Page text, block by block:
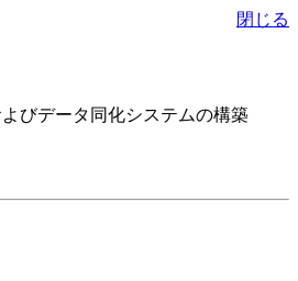
閉じる
びデータ同化システムの構築